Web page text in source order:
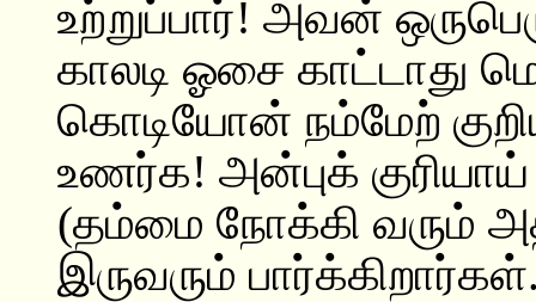
உற்றுப்பார்! அவன்
காலடி ஓசை காட்டாது
கொடியோன் நம்மேற்
உணர்க! அன்புக்
(தம்மை நோக்கி வரும்
இருவரும்